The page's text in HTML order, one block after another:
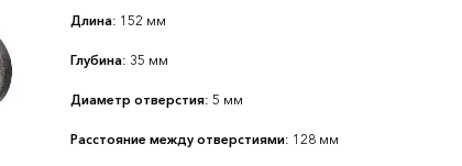
Длина: 152 мм
Глубина: 35 мм
Диаметр отверстия: 5 мм
Расстояние между отверстиями: 128 мм